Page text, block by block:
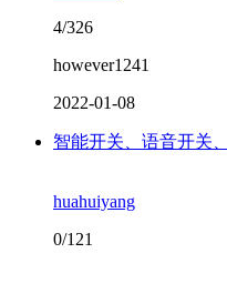
4/326
however1241
2022-01-08
智能开关、语音开关
huahuiyang
0/121